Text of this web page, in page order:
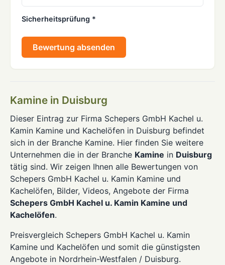
Sicherheitsprüfung *
Bewertung absenden
Kamine in Duisburg
Dieser Eintrag zur Firma Schepers GmbH Kachel u.
Kamin Kamine und Kachelöfen in Duisburg befindet
sich in der Branche Kamine. Hier finden Sie weitere
Unternehmen die in der Branche Kamine in Duisburg
tätig sind. Wir zeigen Ihnen alle Bewertungen von
Schepers GmbH Kachel u. Kamin Kamine und
Kachelöfen, Bilder, Videos, Angebote der Firma
Schepers GmbH Kachel u. Kamin Kamine und
Kachelöfen.
Preisvergleich Schepers GmbH Kachel u. Kamin
Kamine und Kachelöfen und somit die günstigsten
Angebote in Nordrhein-Westfalen / Duisburg.